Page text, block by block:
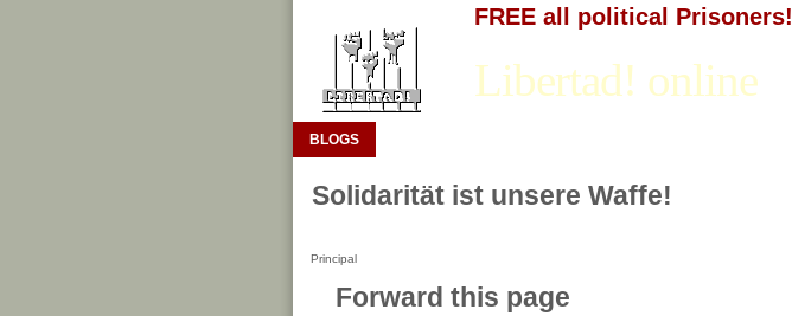
FREE all political Prisoners!
Libertad! online
BLOGS
Solidarität ist unsere Waffe!
Principal
Forward this page